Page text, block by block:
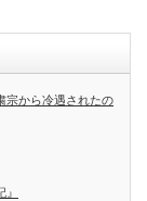
宗から冷遇されたの